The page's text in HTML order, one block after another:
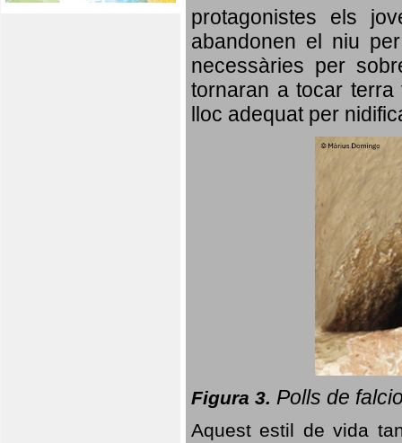
protagonistes els
abandonen el niu
necessàries per
tornaran a tocar
lloc adequat per
Figura 3. Polls de
Aquest estil de vida